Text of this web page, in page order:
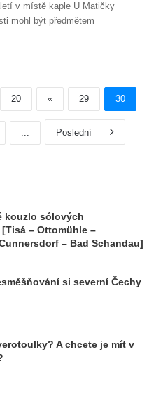
v místě kaple U Matičky
mohl být předmětem
20 « 29 30
... Poslední
kouzlo sólových
– Ottomühle –
– Bad Schandau]
si severní Čechy
A chcete je mít v